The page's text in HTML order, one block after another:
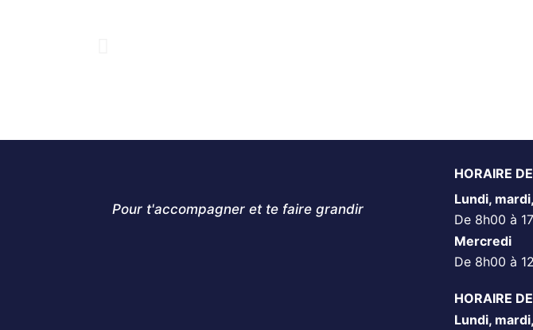
Pour t'accompagner et te faire grandir
HORAIRE
Lundi,
De 8h00 à
Mercredi
De 8h00 à
HORAIRE
Lundi,